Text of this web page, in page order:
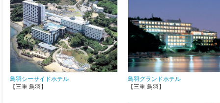
鳥羽シーサイドホテル
【三重 鳥羽】
鳥羽グランドホテル
【三重 鳥羽】